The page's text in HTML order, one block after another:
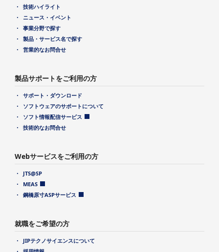
技術ハイライト
ニュース・イベント
事業分野で探す
製品・サービス名で探す
営業的なお問合せ
製品サポートをご利用の方
サポート・ダウンロード
ソフトウェアのサポートについて
ソフト情報配信サービス
技術的なお問合せ
Webサービスをご利用の方
JTS@SP
MEAS
鋼橋原寸ASPサービス
就職をご希望の方
JIPテクノサイエンスについて